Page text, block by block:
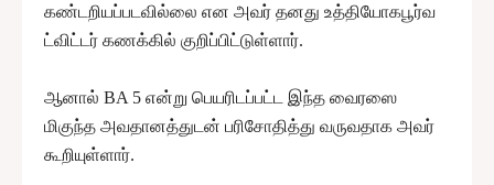
கண்டறியப்படவில்லை என அவர் தனது உத்தியோகபூர்வ
ட்விட்டர் கணக்கில் குறிப்பிட்டுள்ளார்.
ஆனால் BA 5 என்று பெயரிடப்பட்ட இந்த வைரஸை
மிகுந்த அவதானத்துடன் பரிசோதித்து வருவதாக அவர்
கூறியுள்ளார்.